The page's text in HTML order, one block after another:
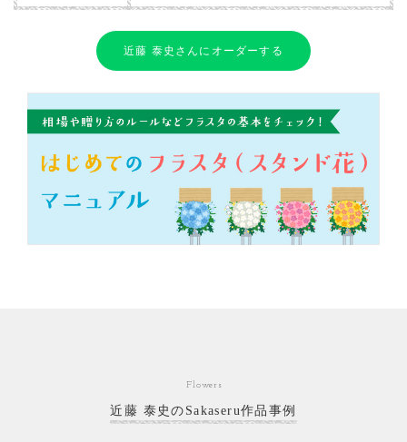
近藤 泰史さんにオーダーする
Flowers
近藤 泰史のSakaseru作品事例